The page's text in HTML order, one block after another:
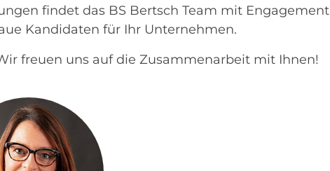
findet das BS Bertsch Team mit Engagement
Kandidaten für Ihr Unternehmen.
freuen uns auf die Zusammenarbeit mit Ihnen!